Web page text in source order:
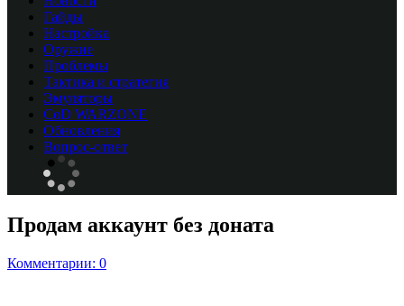
Гайды
Настройка
Оружие
Проблемы
Тактика и стратегия
Эмуляторы
CоD WARZONE
Обновления
Вопрос-ответ
Продам аккаунт без доната
Комментарии: 0